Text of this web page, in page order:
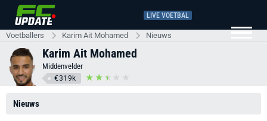
LIVE VOETBAL
Voetballers Karim Ait Mohamed Nieuws
Karim Ait Mohamed
Middenvelder
€319k
Nieuws